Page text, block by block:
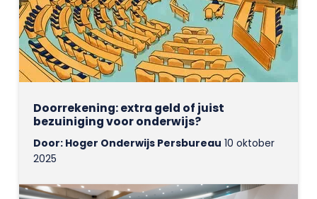
Doorrekening: extra geld of juist
bezuiniging voor onderwijs?
Door: Hoger Onderwijs Persbureau 10 oktober
2025